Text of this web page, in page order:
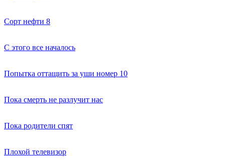
Сорт нефти 8
С этого все началось
Попытка оттащить за уши номер 10
Пока смерть не разлучит нас
Пока родители спят
Плохой телевизор